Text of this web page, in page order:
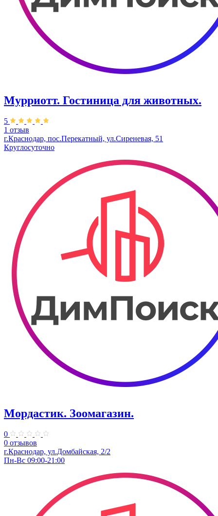
Мурриотт. Гостиница для животных.
5
1 отзыв
г.Краснодар, пос.Перекатный, ул.Сиреневая, 51
Круглосуточно
Мордастик. Зоомагазин.
0
0 отзывов
г.Краснодар, ул.Домбайская, 2/2
Пн-Вс 09:00-21:00